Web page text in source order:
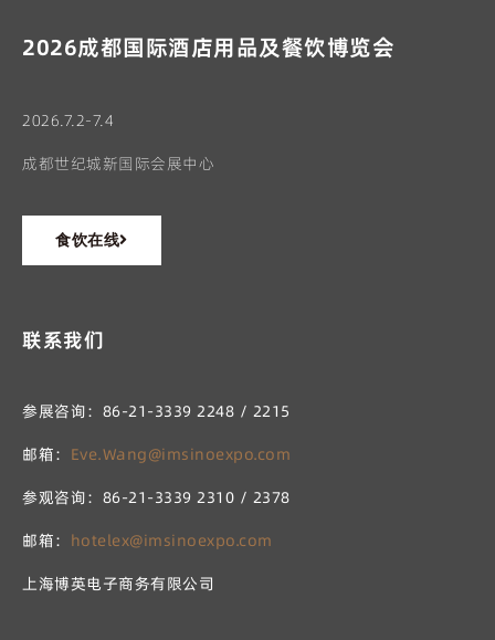
2026成都国际酒店用品及餐饮博览会
2026.7.2-7.4
成都世纪城新国际会展中心
食饮在线
联系我们
参展咨询：86-21-3339 2248 / 2215
邮箱： Eve.Wang@imsinoexpo.com
参观咨询：86-21-3339 2310 / 2378
邮箱： hotelex@imsinoexpo.com
上海博英电子商务有限公司